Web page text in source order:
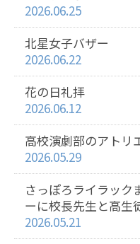
2026.06.25
北星女子バザー
2026.06.22
花の日礼拝
2026.06.12
高校演劇部のアトリ
2026.05.29
さっぽろライラック
ーに校長先生と高生
2026.05.21